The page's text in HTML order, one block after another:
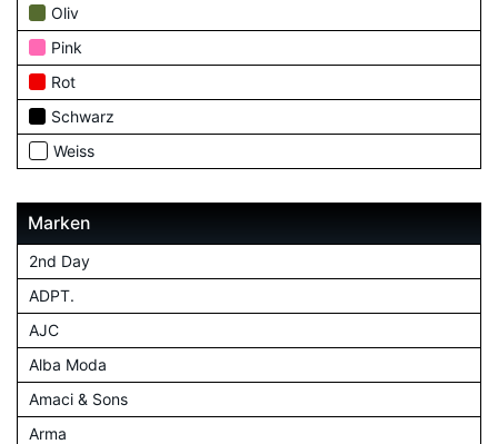
Oliv
Pink
Rot
Schwarz
Weiss
Marken
2nd Day
ADPT.
AJC
Alba Moda
Amaci & Sons
Arma